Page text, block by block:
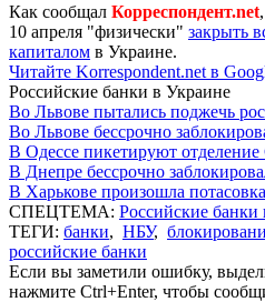
Как сообщал Корреспондент.net
10 апреля "физически" закрыть
капиталом в Украине.
Читайте Korrespondent.net в
Российские банки в Украине
Во Львове пытались поджечь
Во Львове бессрочно
В Одессе пикетируют отделение
В Днепре бессрочно
В Харькове произошла
СПЕЦТЕМА: Российские банки
ТЕГИ: банки, НБУ,
российские банки
Если вы заметили ошибку,
нажмите Ctrl+Enter, чтобы